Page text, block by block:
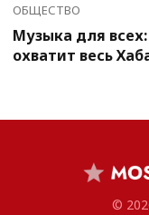
ОБЩЕСТВО
Музыка для
охватит весь
©